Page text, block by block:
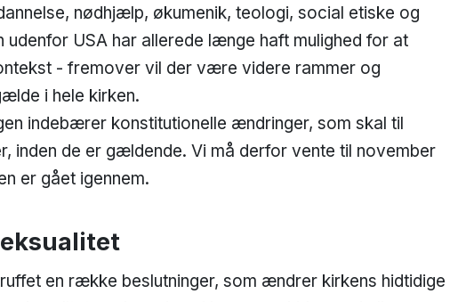
nødhjælp, økumenik, teologi, social etiske og
USA har allerede længe haft mulighed for at
- fremover vil der være videre rammer og
i hele kirken.
indebærer konstitutionelle ændringer, som skal til
inden de er gældende. Vi må derfor vente til november
er gået igennem.
en række beslutninger, som ændrer kirkens hidtidige